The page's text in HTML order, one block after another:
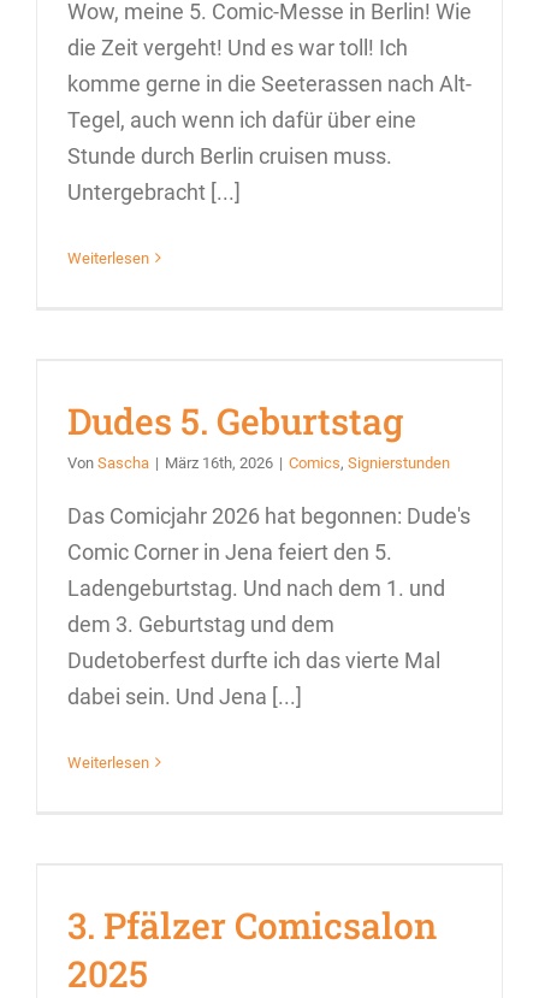
Wow, meine 5. Comic-Messe in Berlin! Wie
die Zeit vergeht! Und es war toll! Ich
komme gerne in die Seeterassen nach Alt-
Tegel, auch wenn ich dafür über eine
Stunde durch Berlin cruisen muss.
Untergebracht [...]
Weiterlesen
Dudes 5. Geburtstag
Von Sascha | März 16th, 2026 | Comics, Signierstunden
Das Comicjahr 2026 hat begonnen: Dude's
Comic Corner in Jena feiert den 5.
Ladengeburtstag. Und nach dem 1. und
dem 3. Geburtstag und dem
Dudetoberfest durfte ich das vierte Mal
dabei sein. Und Jena [...]
Weiterlesen
3. Pfälzer Comicsalon
2025